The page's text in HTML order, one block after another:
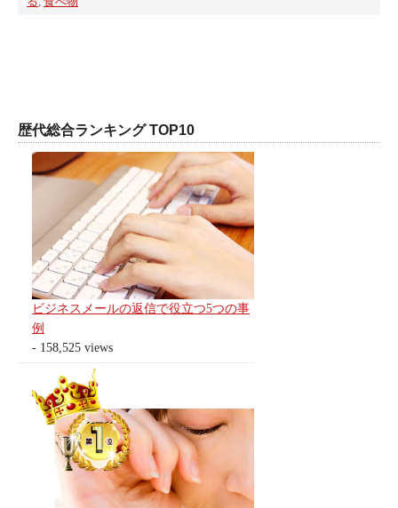
歴代総合ランキング TOP10
ビジネスメールの返信で役立つ5つの事
例
- 158,525 views